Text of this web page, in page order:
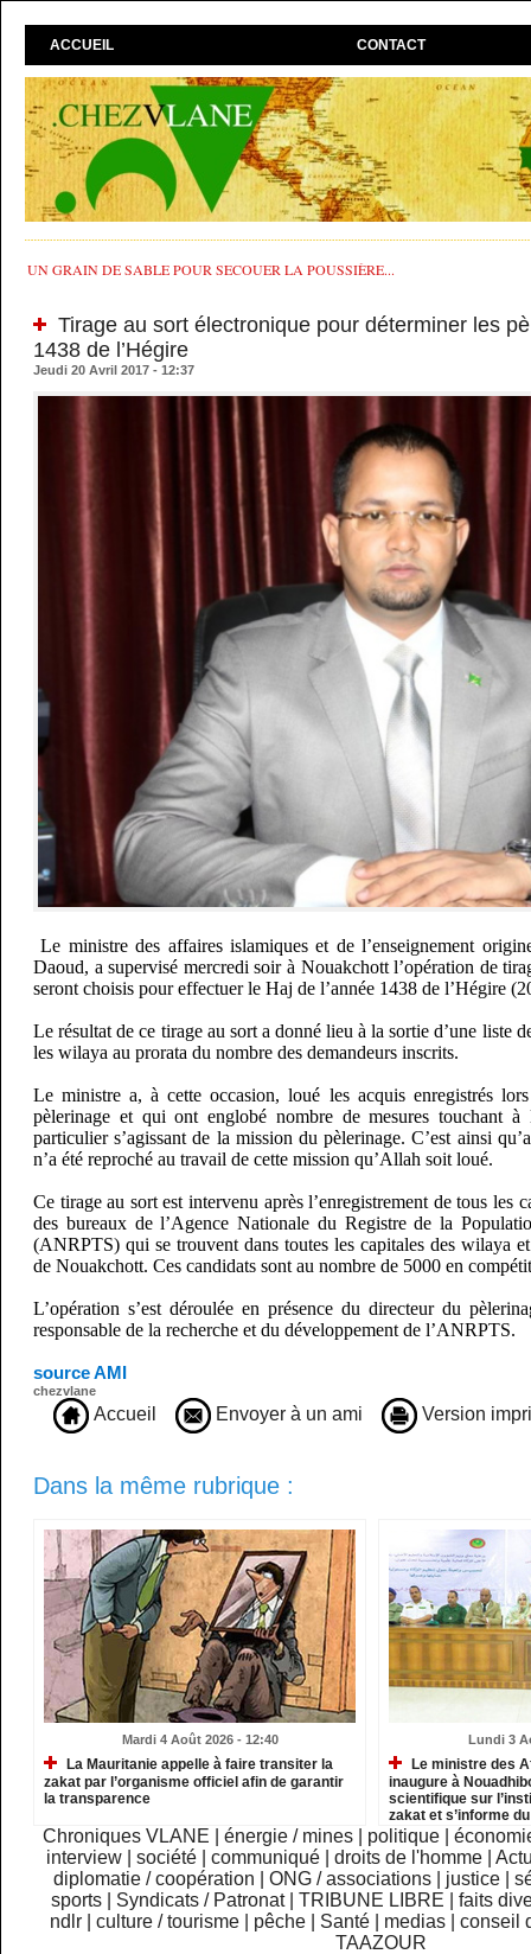
ACCUEIL CONTACT
UN GRAIN DE SABLE POUR SECOUER LA POUSSIÈRE...
Tirage au sort électronique pour déterminer les
1438 de l’Hégire
Jeudi 20 Avril 2017 - 12:37
Le ministre des affaires islamiques et de l’enseignement
Daoud, a supervisé mercredi soir à Nouakchott l’opération de
seront choisis pour effectuer le Haj de l’année 1438 de l’Hégire
Le résultat de ce tirage au sort a donné lieu à la sortie d’une liste
les wilaya au prorata du nombre des demandeurs inscrits.
Le ministre a, à cette occasion, loué les acquis enregistrés
pèlerinage et qui ont englobé nombre de mesures touchant à
particulier s’agissant de la mission du pèlerinage. C’est ainsi
n’a été reproché au travail de cette mission qu’Allah soit loué.
Ce tirage au sort est intervenu après l’enregistrement de tous les
des bureaux de l’Agence Nationale du Registre de la
(ANRPTS) qui se trouvent dans toutes les capitales des wilaya
de Nouakchott. Ces candidats sont au nombre de 5000 en
L’opération s’est déroulée en présence du directeur du
responsable de la recherche et du développement de l’ANRPTS.
source AMI
chezvlane
Accueil Envoyer à un ami Version
Dans la même rubrique :
Mardi 4 Août 2026 - 12:40
La Mauritanie appelle à faire transiter la
zakat par l’organisme officiel afin de garantir
la transparence
Lundi 3
Le ministre des
inaugure à
scientifique sur
zakat et s’informe
institutions relevant
Chroniques VLANE énergie / mines politique
interview
|société |communiqué |droits de l'homme |
diplomatie / coopération
ONG / associations justice
sports
Syndicats / Patronat TRIBUNE LIBRE
faits
ndlr
|culture / tourisme pêche Santé medias |conseil
TAAZOUR